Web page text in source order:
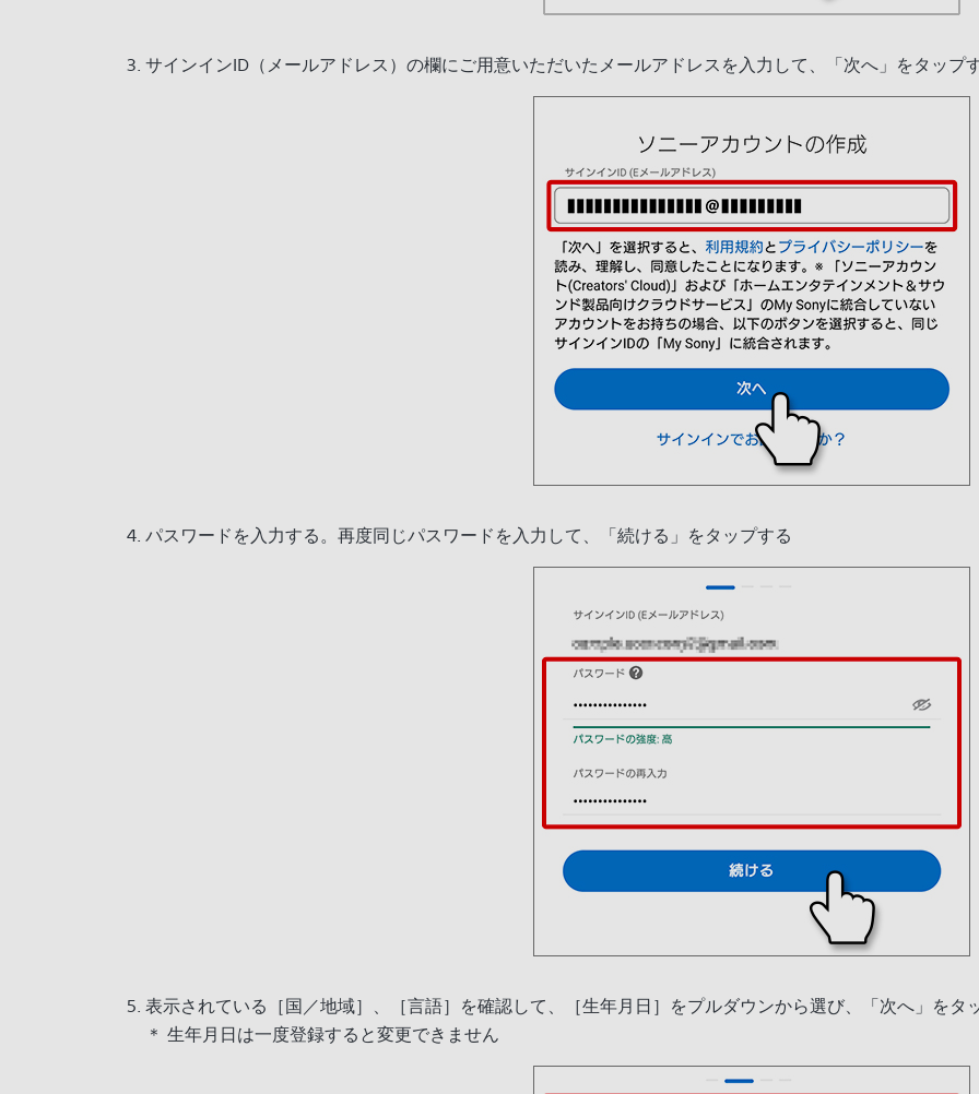
サインインID（メールアドレス）の欄にご用意いただいたメールアドレスを入力して、「次へ」をタップ
パスワードを入力する。再度同じパスワードを入力して、「続ける」をタップする
表示されている［国／地域］、［言語］を確認して、［生年月日］をプルダウンから選び、「次へ」をタ
＊ 生年月日は一度登録すると変更できません